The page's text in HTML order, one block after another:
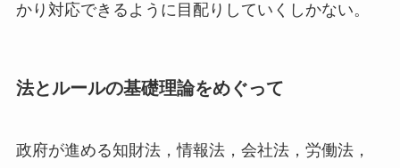
かり対応できるように目配りしていくしかない。
法とルールの基礎理論をめぐって
政府が進める知財法，情報法，会社法，労働法，